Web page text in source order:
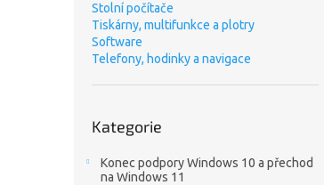
Stolní počítače
Tiskárny, multifunkce a plotry
Software
Telefony, hodinky a navigace
kategorie
Kategorie
Konec podpory Windows 10 a přechod
na Windows 11